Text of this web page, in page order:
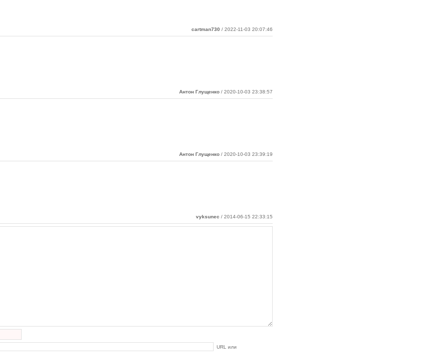
cartman730 / 2022-11-03 20:07:46
Антон Глущенко / 2020-10-03 23:38:57
Антон Глущенко / 2020-10-03 23:39:19
vyksunec / 2014-06-15 22:33:15
URL или